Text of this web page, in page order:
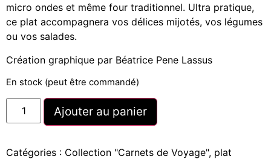
micro ondes et même four traditionnel. Ultra pratique,
ce plat accompagnera vos délices mijotés, vos légumes
ou vos salades.
Création graphique par Béatrice Pene Lassus
En stock (peut être commandé)
Ajouter au panier
Catégories : Collection "Carnets de Voyage", plat